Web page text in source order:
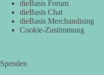
Sie sagten immer und immer
uns!“
Wir sagen heute: Die
🟩🟩🟦🟦🟥🟥🟧🟧
dieBasis Forum
dieBasis Chat
dieBasis Merchandising
Cookie-Zustimmung
Spenden